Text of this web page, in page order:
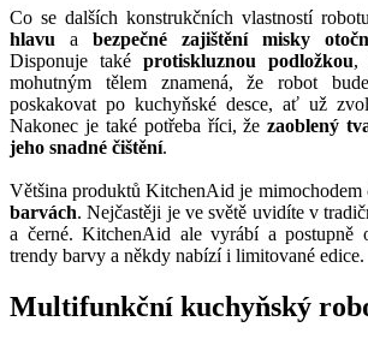
Co se dalších konstrukčních vlastností
hlavu a bezpečné zajištění misky
Disponuje také protiskluznou podložkou,
mohutným tělem znamená, že robot
poskakovat po kuchyňské desce, ať už
Nakonec je také potřeba říci, žezaoblený
jeho snadné čištění.
Většina produktů KitchenAid je mimochodem
barvách. Nejčastěji je ve světě uvidíte v
a černé. KitchenAid ale vyrábí a postupně
trendy barvy a někdy nabízí i limitované edice.
Multifunkční kuchyňský